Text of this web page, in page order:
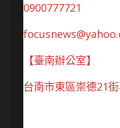
0900777721
【臺南辦公室】
台南市東區崇德21